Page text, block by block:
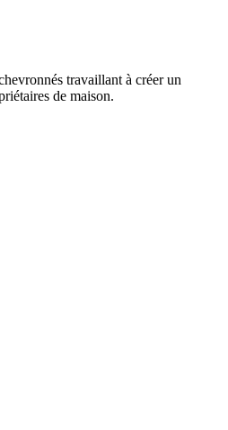
travaillant à créer un
de maison.